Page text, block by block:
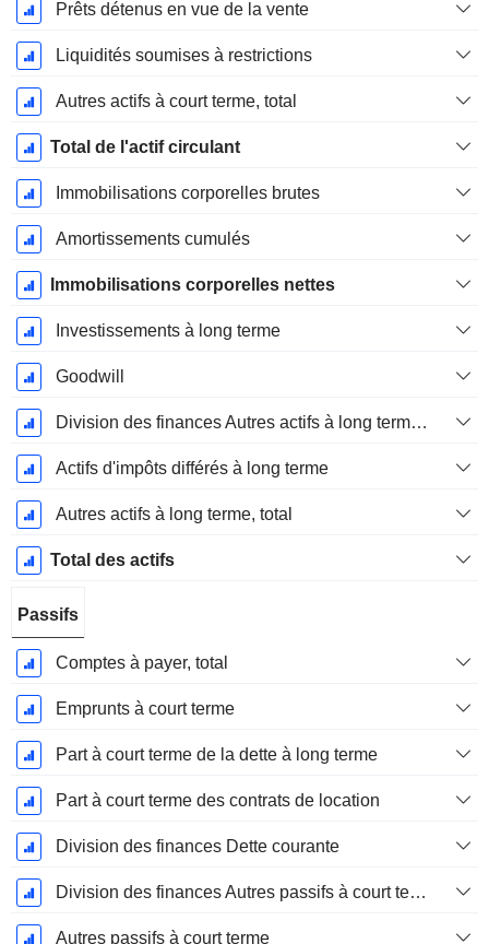
Prêts détenus en vue de la vente
Liquidités soumises à restrictions
Autres actifs à court terme, total
Total de l'actif circulant
Immobilisations corporelles brutes
Amortissements cumulés
Immobilisations corporelles nettes
Investissements à long terme
Goodwill
Division des finances Autres actifs à long terme, total
Actifs d'impôts différés à long terme
Autres actifs à long terme, total
Total des actifs
Passifs
Comptes à payer, total
Emprunts à court terme
Part à court terme de la dette à long terme
Part à court terme des contrats de location
Division des finances Dette courante
Division des finances Autres passifs à court terme, total
Autres passifs à court terme